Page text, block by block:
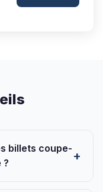
billets coupe-
?